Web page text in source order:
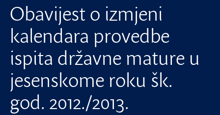
Obavijest o izmjeni
kalendara provedbe
ispita državne mature u
jesenskome roku šk.
god. 2012./2013.